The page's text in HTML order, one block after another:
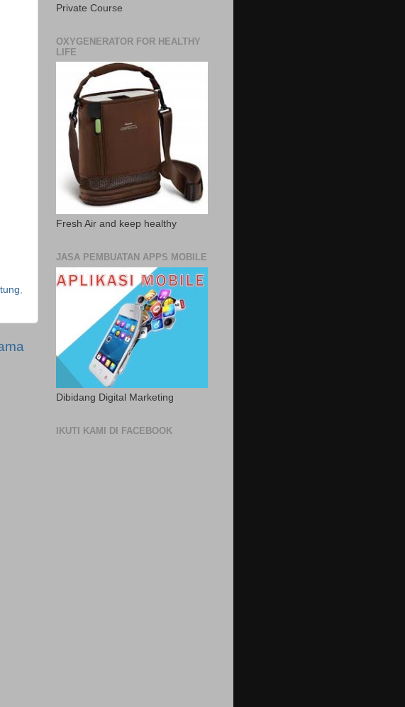
,
Private Course
OXYGENERATOR FOR HEALTHY
LIFE
Fresh Air and keep healthy
JASA PEMBUATAN APPS MOBILE
Dibidang Digital Marketing
IKUTI KAMI DI FACEBOOK